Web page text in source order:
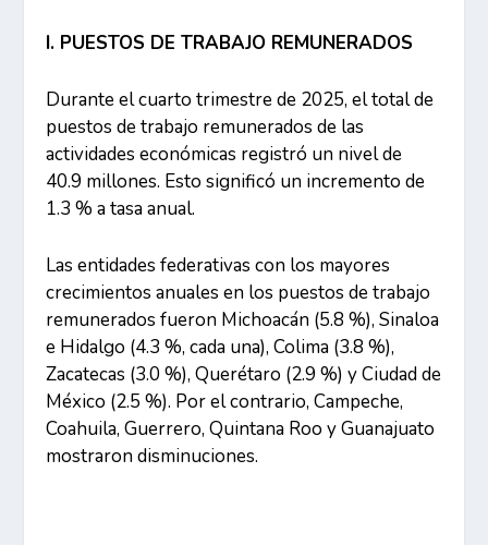
I. PUESTOS DE TRABAJO REMUNERADOS
Durante el cuarto trimestre de 2025, el total de
puestos de trabajo remunerados de las
actividades económicas registró un nivel de
40.9 millones. Esto significó un incremento de
1.3 % a tasa anual.
Las entidades federativas con los mayores
crecimientos anuales en los puestos de trabajo
remunerados fueron Michoacán (5.8 %), Sinaloa
e Hidalgo (4.3 %, cada una), Colima (3.8 %),
Zacatecas (3.0 %), Querétaro (2.9 %) y Ciudad de
México (2.5 %). Por el contrario, Campeche,
Coahuila, Guerrero, Quintana Roo y Guanajuato
mostraron disminuciones.